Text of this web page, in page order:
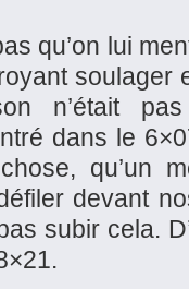
qu’on lui
soulager
n’était
dans le
qu’un
devant
subir cela.